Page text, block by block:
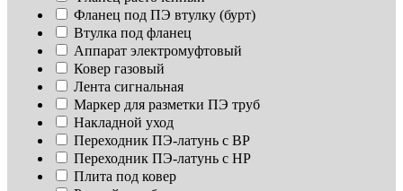
Фланец под ПЭ втулку (бурт)
Втулка под фланец
Аппарат электромуфтовый
Ковер газовый
Лента сигнальная
Маркер для разметки ПЭ труб
Накладной уход
Переходник ПЭ-латунь с ВР
Переходник ПЭ-латунь с НР
Плита под ковер